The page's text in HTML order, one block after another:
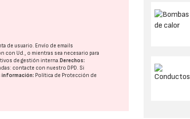
de usuario. Envío de emails
con Ud., o mientras sea necesario para
de gestión interna. Derechos:
contacte con nuestro DPD. Si
información: Política de Protección de